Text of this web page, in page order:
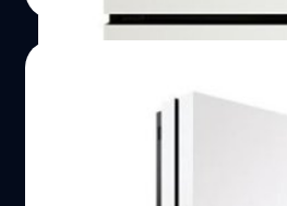
ไมโครซอฟท์ กัด Sony ใ
เพราะ PS4 Pro ไม่รองรั